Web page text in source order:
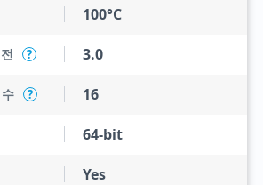
100°C
? 3.0
? 16
64-bit
Yes